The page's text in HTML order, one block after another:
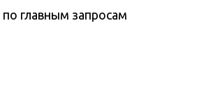
главным запросам